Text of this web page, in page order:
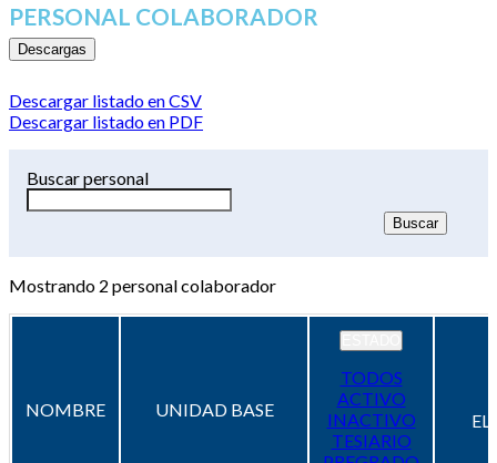
PERSONAL COLABORADOR
Descargas
Descargar listado en CSV
Descargar listado en PDF
Buscar personal
Mostrando 2 personal colaborador
NOMBRE UNIDAD BASE
TODOS
ACTIVO
INACTIVO
TESIARIO